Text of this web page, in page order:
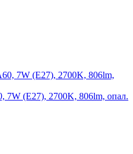
7W (E27), 2700K, 806lm, опал.